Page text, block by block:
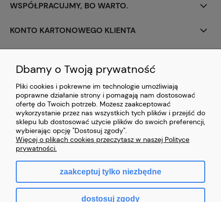
WSPÓŁPRACUJMY, BO WARTO.
KONTO KARTONOWEGO KLIENTA
PŁATNOŚCI I DOSTAWA
ZAWARCIE UMOWY
Dbamy o Twoją prywatność
Pliki cookies i pokrewne im technologie umożliwiają
poprawne działanie strony i pomagają nam dostosować
ofertę do Twoich potrzeb. Możesz zaakceptować
wykorzystanie przez nas wszystkich tych plików i przejść do
sklepu lub dostosować użycie plików do swoich preferencji,
wybierając opcję "Dostosuj zgody".
Więcej o plikach cookies przeczytasz w naszej Polityce
prywatności.
zaakceptuj tylko niezbędne
dostosuj zgody